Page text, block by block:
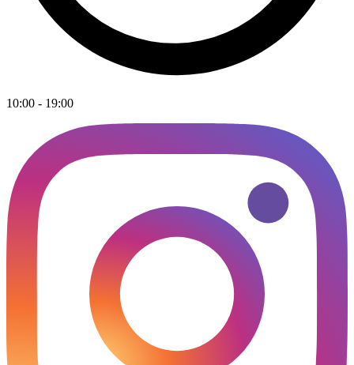
10:00 - 19:00